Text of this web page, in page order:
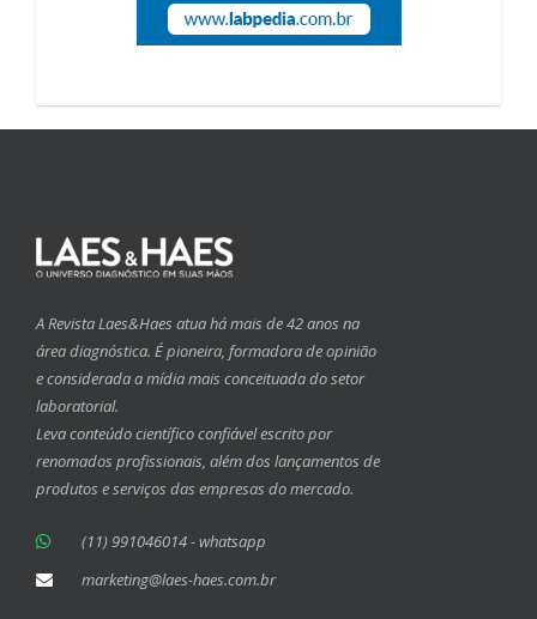
A Revista Laes&Haes atua há mais de 42 anos na
área diagnóstica. É pioneira, formadora de opinião
e considerada a mídia mais conceituada do setor
laboratorial.
Leva conteúdo científico confiável escrito por
renomados profissionais, além dos lançamentos de
produtos e serviços das empresas do mercado.
(11) 991046014 - whatsapp
marketing@laes-haes.com.br